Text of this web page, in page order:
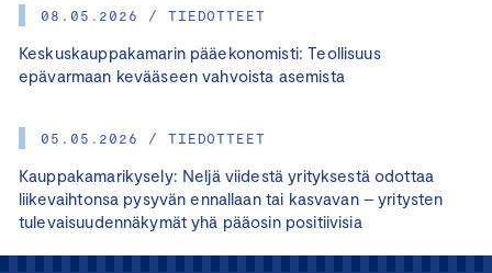
08.05.2026 / TIEDOTTEET
Keskuskauppakamarin pääekonomisti: Teollisuus
epävarmaan kevääseen vahvoista asemista
05.05.2026 / TIEDOTTEET
Kauppakamarikysely: Neljä viidestä yrityksestä odottaa
liikevaihtonsa pysyvän ennallaan tai kasvavan – yritysten
tulevaisuudennäkymät yhä pääosin positiivisia